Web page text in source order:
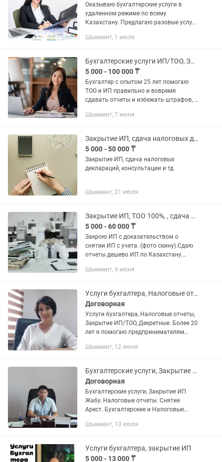
Оказываю бухгалтерские услуги в
удаленном режиме по всему
Казахстану. Предлагаю разовые услуги
Открытие/Приостановление/
СНТ,...
Шымкент, 1 июля
Бухгалтерские услуги ИП/ТОО, Закрытие ИП, ЭСФ, СНТ
5 000 - 100 000 ₸
Бухгалтер с опытом 25 лет помогаю
ТОО и ИП правильно и вовремя
сдавать отчеты и избежать штрафов, а
сокращать расходы, оптимизировать
Шымкент, 7 июня
Закрытие ИП, сдача налоговых деклараций, консультации
5 000 - 50 000 ₸
Закрытие ИП, сдача налоговых
деклараций, консультации и тд
Шымкент, 21 июля
Закрытие ИП, ТОО 100%, , сдача всех налоговых отчетов , горстат, ЭСФ, ЭАВР
5 000 - 60 000 ₸
Закрою ИП с доказательством о
снятии ИП с учета. (фото скину).Сдаю
отчеты дешево ИП по Казахстану.
разных ситуациях. Закрытие ИП от
Шымкент, 4 июня
Услуги бухгалтера, Налоговые отчеты, Закрытие ИП/ТОО, Декретные расчеты.
Договорная
Услуги бухгалтера, Налоговые отчеты,
Закрытие ИП/ТОО, Декретные. Более 20
лет я помогаю предпринимателям
предоставляя полный спектр услуг для
Шымкент, 12 июня
Бухгалтерские услуги, Закрытие ИП Жабу. Налоговые отчеты. Авр эсф ТОО.
Договорная
Бухгалтерские услуги, Закрытие ИП
Жабу. Налоговые отчеты. Снятие
Арест. Бухгалтерские и Налоговые
Работаем без выходных с 08.00 до
Шымкент, 10 июля
Услуги бухгалтера, закрытие ИП
5 000 - 13 000 ₸